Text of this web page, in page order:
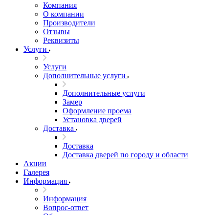
Компания
О компании
Производители
Отзывы
Реквизиты
Услуги
Услуги
Дополнительные услуги
Дополнительные услуги
Замер
Оформление проема
Установка дверей
Доставка
Доставка
Доставка дверей по городу и области
Акции
Галерея
Информация
Информация
Вопрос-ответ